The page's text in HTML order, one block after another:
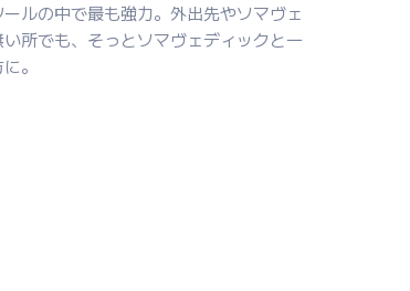
ルの中で最も強力。外出先やソマヴェ
所でも、そっとソマヴェディックと一
。